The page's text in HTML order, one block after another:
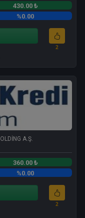
430.00 ₺
%0.00
2
A.Ş.
360.00 ₺
%0.00
2